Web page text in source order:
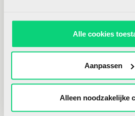
Alle cookies
Aanpassen
Alleen noodzakelijke
Cathy van